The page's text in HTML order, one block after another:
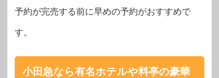
予約が完売する前に早めの予約がおすすめで
す。
小田急なら有名ホテルや料亭の豪華